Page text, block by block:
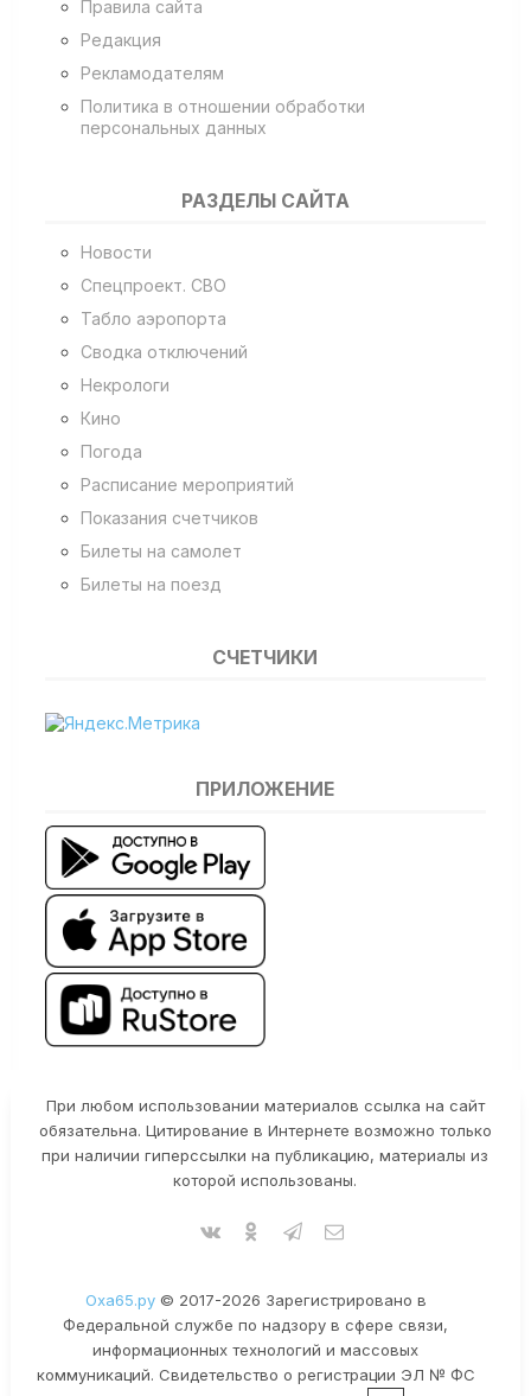
Правила сайта
Редакция
Рекламодателям
Политика в отношении обработки
персональных данных
РАЗДЕЛЫ САЙТА
Новости
Спецпроект. СВО
Табло аэропорта
Сводка отключений
Некрологи
Кино
Погода
Расписание мероприятий
Показания счетчиков
Билеты на самолет
Билеты на поезд
СЧЕТЧИКИ
ПРИЛОЖЕНИЕ
При любом использовании материалов ссылка на сайт
обязательна. Цитирование в Интернете возможно только
при наличии гиперссылки на публикацию, материалы из
которой использованы.
Оха65.ру© 2017-2026 Зарегистрировано в
Федеральной службе по надзору в сфере связи,
информационных технологий и массовых
коммуникаций. Свидетельство о регистрации ЭЛ № ФС